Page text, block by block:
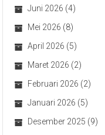
Juni 2026 (4)
Mei 2026 (8)
April 2026 (5)
Maret 2026 (2)
Februari 2026 (2)
Januari 2026 (5)
Desember 2025 (9)